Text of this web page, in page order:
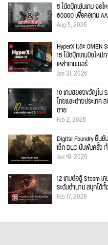
5 โน้ตบุ๊กเล่นเกม จอ
60000 เพื่อคอเกม
Aug 5, 2026
HyperX และ OMEN
15 โน้ตบุ๊กเกมมิงใหม่
เหล่าเกมเมอร์
Jan 31, 2026
10 เกมสยองขวัญใน
ไทยและต่างประเทศ
ตาย
Feb 2, 2026
Digital Foundry ยืน
เช็ก DLC นับพันครั้ง
Jan 19, 2026
12 เกมต่อสู้ Steam
ระดับตำนาน สนุกได้
Feb 17, 2026